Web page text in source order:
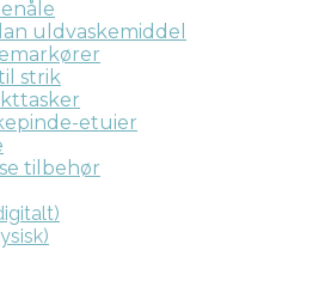
uldvaskemiddel
strik
etuier
tilbehør